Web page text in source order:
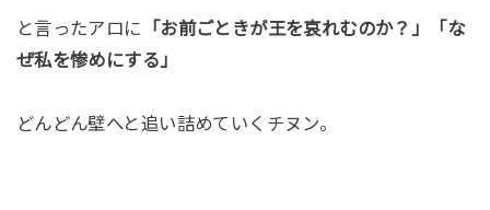
と言ったアロに 「お前ごときが王を哀れむのか？」「な
ぜ私を惨めにする」
どんどん壁へと追い詰めていくチヌン。